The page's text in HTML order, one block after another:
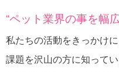
“ペット業界の事を幅
私たちの活動をきっかけ
課題を沢山の方に知って